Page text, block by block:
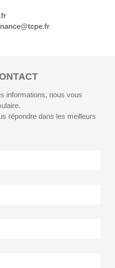
informations, nous vous
répondre dans les meilleurs